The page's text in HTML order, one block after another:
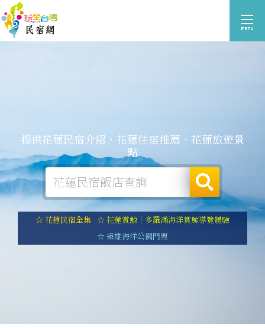
提供花蓮民宿介紹、花蓮住宿推薦、花蓮旅遊景
點
☆ 花蓮民宿全集 ☆ 花蓮賞鯨｜多羅滿海洋賞鯨導覽體驗
☆ 遠雄海洋公園門票